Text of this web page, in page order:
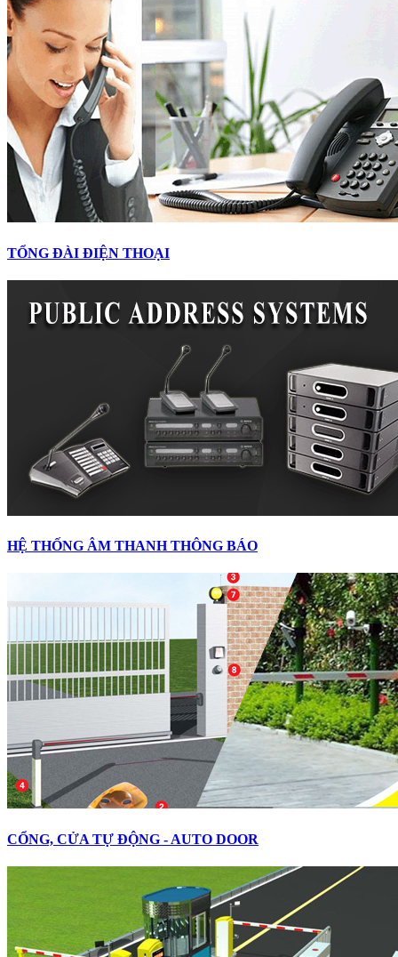
TỔNG ĐÀI ĐIỆN THOẠI
HỆ THỐNG ÂM THANH THÔNG BÁO
CỔNG, CỬA TỰ ĐỘNG - AUTO DOOR